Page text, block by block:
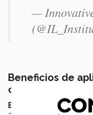
—
Beneficios de
consciente
El movimiento de